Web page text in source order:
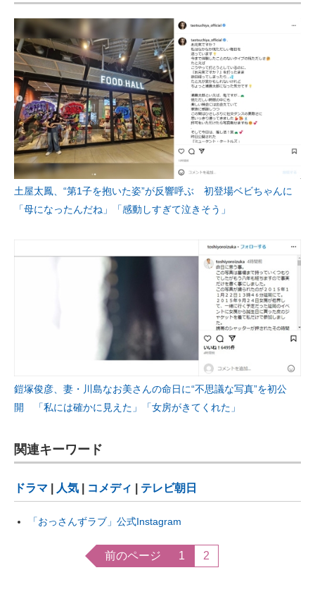
土屋太鳳、“第1子を抱いた姿”が反響呼ぶ 初登場ベビちゃんに
「母になったんだね」「感動しすぎて泣きそう」
鎧塚俊彦、妻・川島なお美さんの命日に“不思議な写真”を初公
開 「私には確かに見えた」「女房がきてくれた」
関連キーワード
ドラマ 人気 コメディ テレビ朝日
「おっさんずラブ」公式Instagram
前のページ 1 2